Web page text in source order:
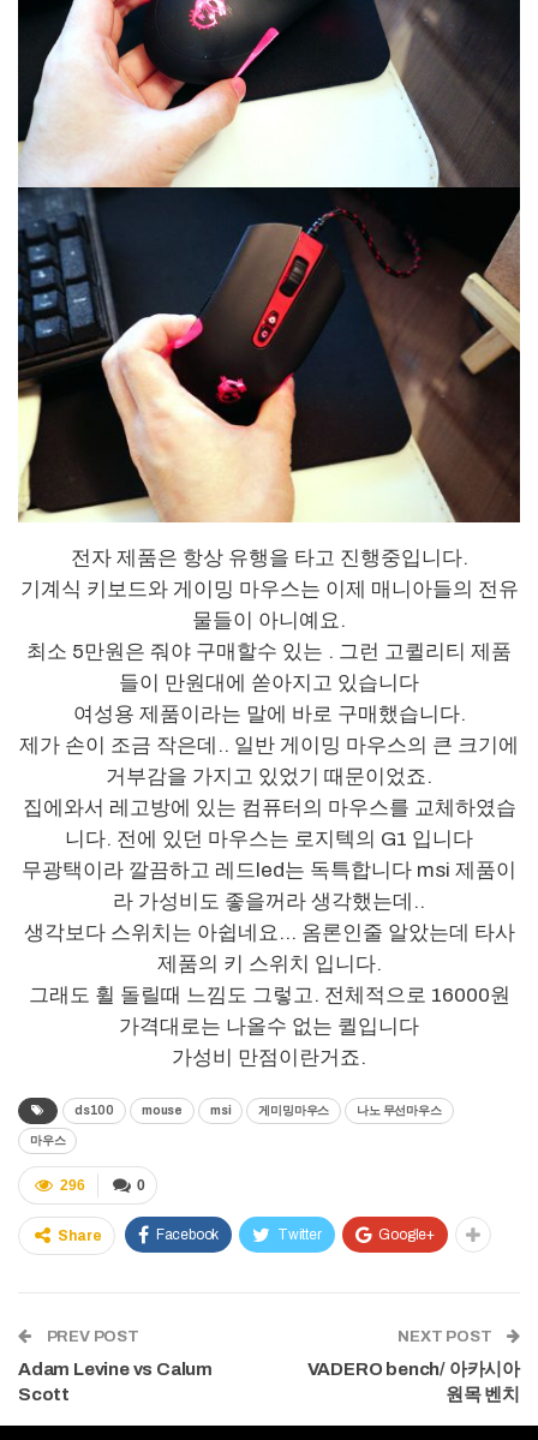
전자 제품은 항상 유행을 타고 진행중입니다.
기계식 키보드와 게이밍 마우스는 이제 매니아들의 전유
물들이 아니예요.
최소 5만원은 줘야 구매할수 있는 . 그런 고퀼리티 제품
들이 만원대에 쏟아지고 있습니다
여성용 제품이라는 말에 바로 구매했습니다.
제가 손이 조금 작은데.. 일반 게이밍 마우스의 큰 크기에
거부감을 가지고 있었기 때문이었죠.
집에와서 레고방에 있는 컴퓨터의 마우스를 교체하였습
니다. 전에 있던 마우스는 로지텍의 G1 입니다
무광택이라 깔끔하고 레드led는 독특합니다 msi 제품이
라 가성비도 좋을꺼라 생각했는데..
생각보다 스위치는 아쉽네요… 옴론인줄 알았는데 타사
제품의 키 스위치 입니다.
그래도 휠 돌릴때 느낌도 그렇고. 전체적으로 16000원
가격대로는 나올수 없는 퀼입니다
가성비 만점이란거죠.
ds100 mouse msi 게미밍마우스 나노 무선마우스
마우스
0
296
Share Facebook Twitter Google+
PREV POST
Adam Levine vs Calum
Scott
NEXT POST
VADERO bench/ 아카시아
원목 벤치